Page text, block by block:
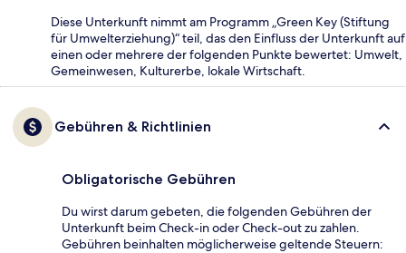
Diese Unterkunft nimmt am Programm „Green Key (Stiftung
für Umwelterziehung)“ teil, das den Einfluss der Unterkunft auf
einen oder mehrere der folgenden Punkte bewertet: Umwelt,
Gemeinwesen, Kulturerbe, lokale Wirtschaft.
Gebühren & Richtlinien
Obligatorische Gebühren
Du wirst darum gebeten, die folgenden Gebühren der
Unterkunft beim Check-in oder Check-out zu zahlen.
Gebühren beinhalten möglicherweise geltende Steuern: